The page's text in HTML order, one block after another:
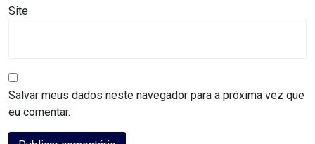
CÂMARA
CÂMARA
DE
Site
Salvar meus dados neste navegador para a próxima vez que
eu comentar.